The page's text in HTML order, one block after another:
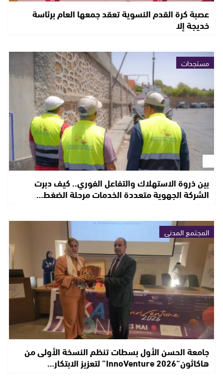
عصبة كرة القدم النسوية تعقد جمعها العام برئاسة
خديجة إلا
مستجدات
بين ذروة الاستهلاك والتفاعل الفوري.. كيف دبرت
الشركة الجهوية متعددة الخدمات مرحلة الضغط…
المجتمع المدني
جامعة الحسن الأول بسطات تنظم النسخة الأولى من
هاكاثون“InnoVenture 2026” لتعزيز الابتكار…